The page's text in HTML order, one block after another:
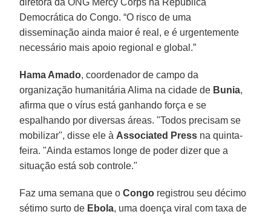
Democrática do Congo. “O risco de uma
disseminação ainda maior é real, e é urgentemente
necessário mais apoio regional e global.”
Hama Amado, coordenador de campo da
organização humanitária Alima na cidade de Bunia,
afirma que o vírus está ganhando força e se
espalhando por diversas áreas. "Todos precisam se
mobilizar", disse ele à Associated Press na quinta-
feira. "Ainda estamos longe de poder dizer que a
situação está sob controle."
Faz uma semana que oCongo registrou seu décimo
sétimo surto de Ebola, uma doença viral com taxa de